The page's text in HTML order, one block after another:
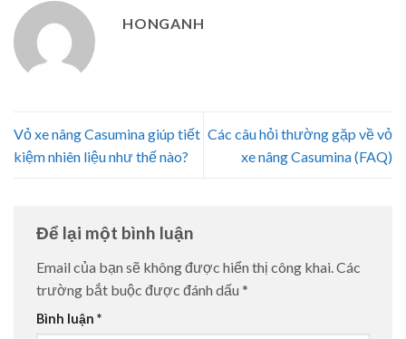
HONGANH
Vỏ xe nâng Casumina giúp tiết
kiệm nhiên liệu như thế nào?
Các câu hỏi thường gặp về vỏ
xe nâng Casumina (FAQ)
Để lại một bình luận
Email của bạn sẽ không được hiển thị công khai. Các
trường bắt buộc được đánh dấu *
Bình luận *